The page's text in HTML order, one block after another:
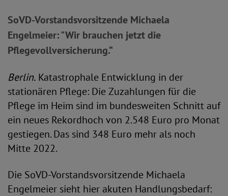
SoVD-Vorstandsvorsitzende Michaela
Engelmeier: "Wir brauchen jetzt die
Pflegevollversicherung.“
Berlin. Katastrophale Entwicklung in der
stationären Pflege: Die Zuzahlungen für die
Pflege im Heim sind im bundesweiten Schnitt auf
ein neues Rekordhoch von 2.548 Euro pro Monat
gestiegen. Das sind 348 Euro mehr als noch
Mitte 2022.
Die SoVD-Vorstandsvorsitzende Michaela
Engelmeier sieht hier akuten Handlungsbedarf: